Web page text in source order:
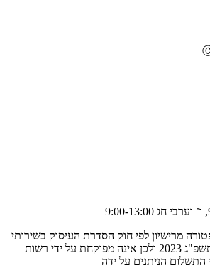
מרישיון לפי חוק הסדרת העיסוק בשירותי
תשלום וייזום תשלום, התשפ"ג 2023 ולכן אינה מפוקחת על ידי רשות
התשלום הניתנים על ידה